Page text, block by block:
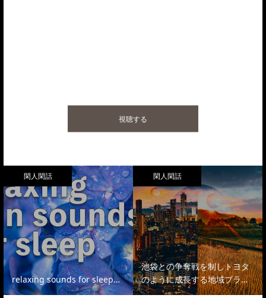
視聴する
閑人閑話
relaxing sounds for sleep…
閑人閑話
池袋との争奪戦を制しトヨタ
のように成長する地域ブラ…